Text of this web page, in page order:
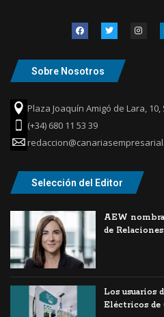
Sobre Nosotros
Plaza Joaquín Amigó de Lara,
(+34) 680 11 53 39
Selección del Editor
AEW
de
Los usuarios
Eléctricos de